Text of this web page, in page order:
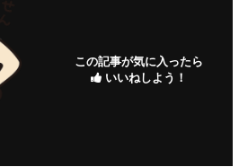
この記事が気に入ったら
いいねしよう！